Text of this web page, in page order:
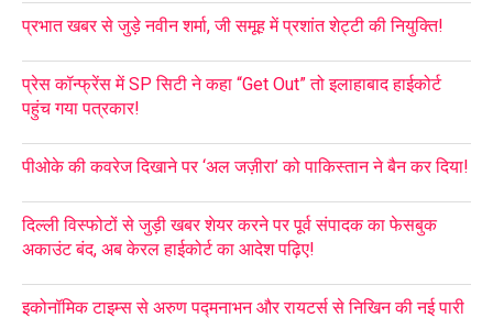
प्रभात खबर से जुड़े नवीन शर्मा, जी समूह में प्रशांत शेट्टी की नियुक्ति!
प्रेस कॉन्फ्रेंस में SP सिटी ने कहा “Get Out” तो इलाहाबाद हाईकोर्ट
पहुंच गया पत्रकार!
पीओके की कवरेज दिखाने पर ‘अल जज़ीरा’ को पाकिस्तान ने बैन कर दिया!
दिल्ली विस्फोटों से जुड़ी खबर शेयर करने पर पूर्व संपादक का फेसबुक
अकाउंट बंद, अब केरल हाईकोर्ट का आदेश पढ़िए!
इकोनॉमिक टाइम्स से अरुण पद्मनाभन और रायटर्स से निखिन की नई पारी